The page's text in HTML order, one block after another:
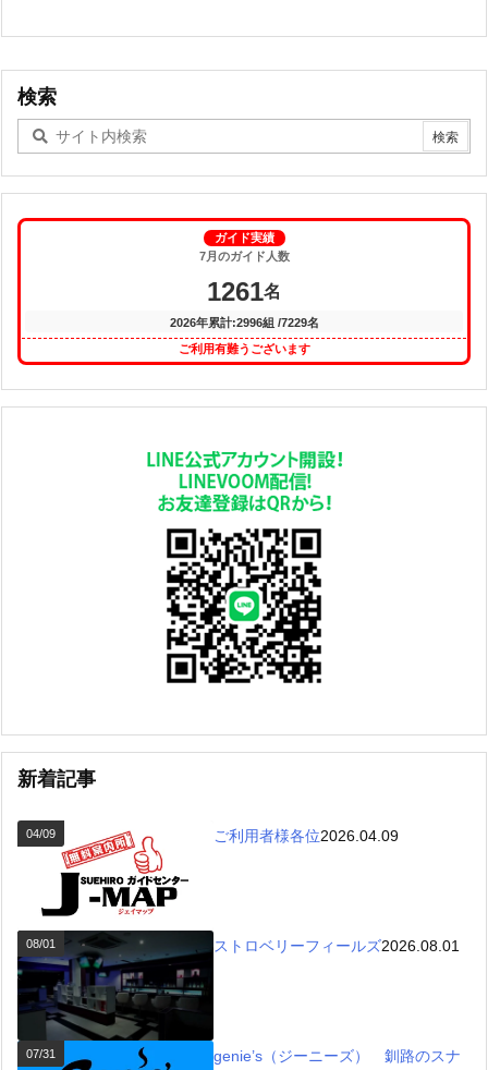
検索
ガイド実績
7月のガイド人数
1261名
2026年累計:2996組 /7229名
ご利用有難うございます
新着記事
04/09 ご利用者様各位2026.04.09
08/01 ストロベリーフィールズ2026.08.01
07/31
genie’s（ジーニーズ） 釧路のスナ